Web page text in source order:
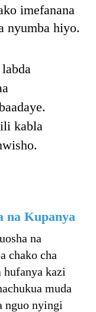
imefanana
nyumba hiyo.
kabla
na Kupanya
na
chako cha
hufanya kazi
muda
nguo nyingi